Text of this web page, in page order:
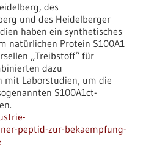
des
und des Heidelberger
haben ein synthetisches
natürlichen Protein S100A1
„Treibstoff“ für
dazu
mit Laborstudien, um die
S100A1ct-
peptid-zur-bekaempfung-